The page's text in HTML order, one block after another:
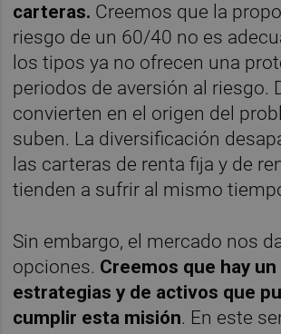
carteras. Creemos que la
riesgo de un 60/40 no es
los tipos ya no ofrecen una
periodos de aversión al riesgo.
convierten en el origen del
suben. La diversificación
las carteras de renta fija y de
tienden a sufrir al mismo
Sin embargo, el mercado nos
opciones. Creemos que hay
estrategias y de activos que
cumplir esta misión. En este